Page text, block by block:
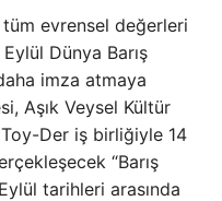
evrensel değerleri
Dünya Barış
imza atmaya
Aşık Veysel Kültür
Der iş birliğiyle 14
“Barış
tarihleri ​​arasında